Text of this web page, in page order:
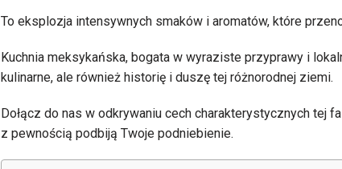
To eksplozja intensywnych smaków i aromatów, które
Kuchnia meksykańska, bogata w wyraziste przyprawy i
kulinarne, ale również historię i duszę tej różnorodnej ziemi.
Dołącz do nas w odkrywaniu cech charakterystycznych tej
z pewnością podbiją Twoje podniebienie.